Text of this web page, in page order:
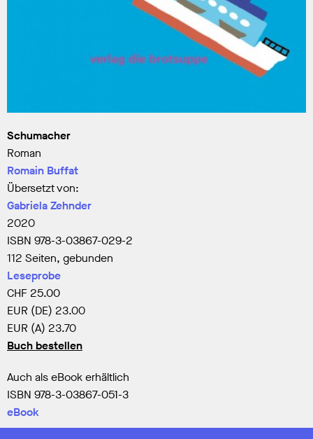
Schumacher
Roman
Romain Buffat
Übersetzt von:
Gabriela Zehnder
2020
ISBN 978-3-03867-029-2
112 Seiten, gebunden
Leseprobe
CHF 25.00
EUR (DE) 23.00
EUR (A) 23.70
Buch bestellen
Auch als eBook erhältlich
ISBN 978-3-03867-051-3
eBook